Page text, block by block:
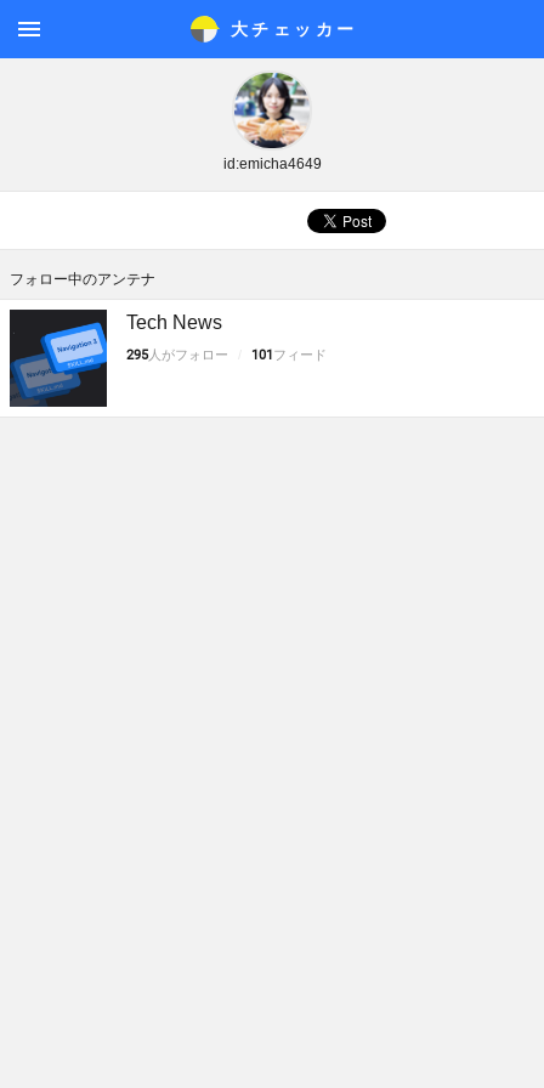
大チェッカ ー
メニ
id:emicha4649
フォロー中のアンテナ
Tech News
295人がフォロー 101フィード